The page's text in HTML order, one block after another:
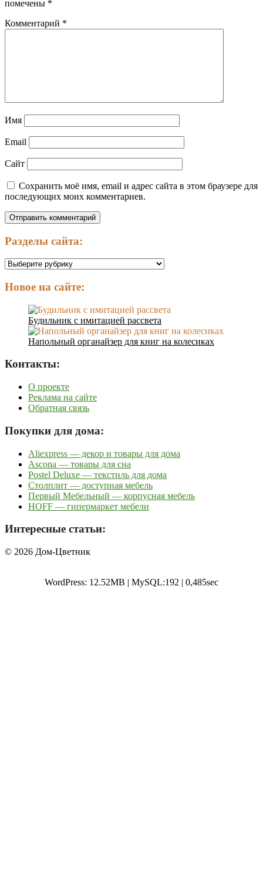
помечены *
Комментарий *
Имя
Email
Сайт
Сохранить моё имя, email и адрес сайта в этом браузере для
последующих моих комментариев.
Разделы сайта:
Разделы
Новое на сайте:
Будильник с имитацией рассвета
Напольный органайзер для книг на колесиках
Контакты:
О проекте
Реклама на сайте
Обратная связь
Покупки для дома:
Aliexpress — декор и товары для дома
Ascona — товары для сна
Postel Deluxe — текстиль для дома
Столплит — доступная мебель
Первый Мебельный — корпусная мебель
HOFF — гипермаркет мебели
Интересные статьи:
© 2026 Дом-Цветник
WordPress: 12.52MB | MySQL:192 | 0,485sec